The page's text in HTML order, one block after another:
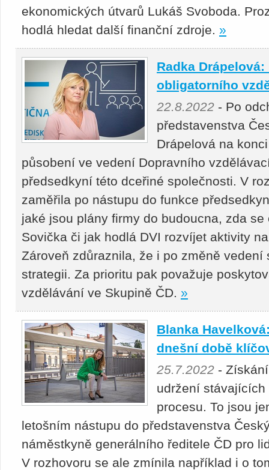
ekonomických útvarů Lukáš Svoboda.
hodlá hledat další finanční zdroje. »
Radka
obligatorního
22.8.2022 - Po
představenstva
Drápelová na
působení ve vedení Dopravního
předsedkyní této dceřiné společnosti. V
zaměřila po nástupu do funkce
jaké jsou plány firmy do budoucna, zda
Sovička či jak hodlá DVI rozvíjet aktivity
Zároveň zdůraznila, že i po změně vedení
strategii. Za prioritu pak považuje
vzdělávání ve Skupině ČD. »
Blanka
dnešní době
25.7.2022 -
udržení
procesu. To jsou
letošním nástupu do představenstva
náměstkyně generálního ředitele ČD pro
V rozhovoru se ale zmínila například i o